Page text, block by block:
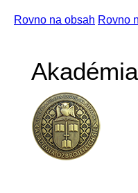
Rovno na obsah Rovno